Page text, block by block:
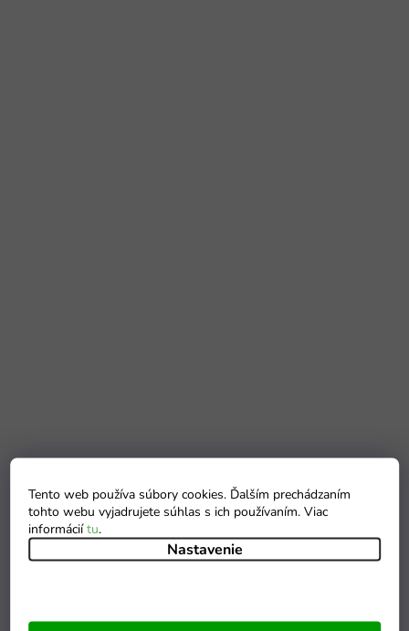
Tento web používa súbory cookies. Ďalším prechádzaním
tohto webu vyjadrujete súhlas s ich používaním. Viac
informáciítu.
Nastavenie